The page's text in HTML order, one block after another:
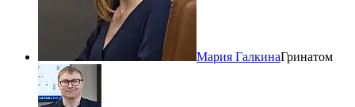
Мария ГалкинаГринатом